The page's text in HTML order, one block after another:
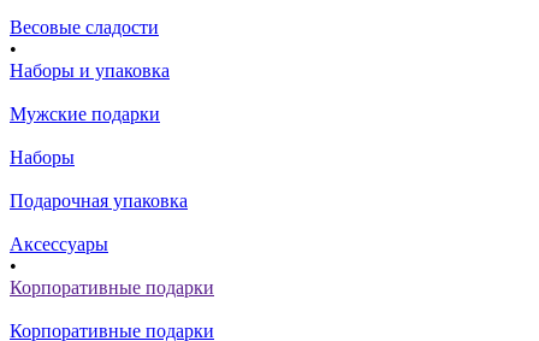
Весовые сладости
•
Наборы и упаковка
Мужские подарки
Наборы
Подарочная упаковка
Аксессуары
•
Корпоративные подарки
Корпоративные подарки